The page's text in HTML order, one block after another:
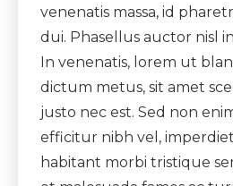
venenatis massa, id
dui. Phasellus auctor nisl
In venenatis, lorem ut
dictum metus, sit amet
justo nec est. Sed non
efficitur nibh vel,
habitant morbi tristique